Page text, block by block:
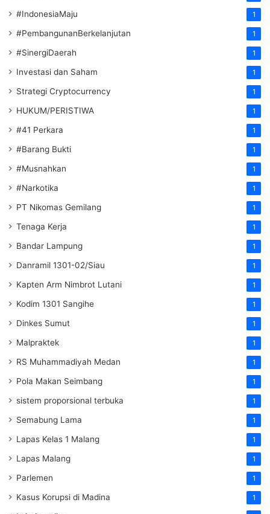
#IndonesiaMaju 1
#PembangunanBerkelanjutan 1
#SinergiDaerah 1
Investasi dan Saham 1
Strategi Cryptocurrency 1
HUKUM/PERISTIWA 1
#41 Perkara 1
#Barang Bukti 1
#Musnahkan 1
#Narkotika 1
PT Nikomas Gemilang 1
Tenaga Kerja 1
Bandar Lampung 1
Danramil 1301-02/Siau 1
Kapten Arm Nimbrot Lutani 1
Kodim 1301 Sangihe 1
Dinkes Sumut 1
Malpraktek 1
RS Muhammadiyah Medan 1
Pola Makan Seimbang 1
sistem proporsional terbuka 1
Semabung Lama 1
Lapas Kelas 1 Malang 1
Lapas Malang 1
Parlemen 1
Kasus Korupsi di Madina 1